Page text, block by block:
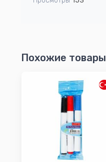
Похожие товары